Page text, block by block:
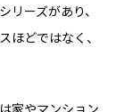
ーズがあり、
どではなく、
家やマンション